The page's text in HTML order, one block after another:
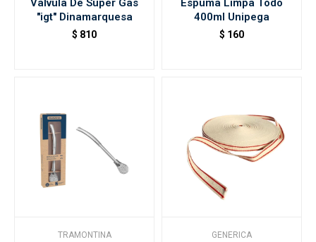
Valvula De Super Gas
"igt" Dinamarquesa
$ 810
Espuma Limpa Todo
400ml Unipega
$ 160
TRAMONTINA GENERICA